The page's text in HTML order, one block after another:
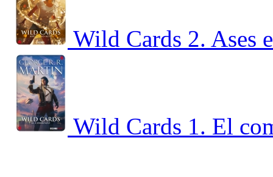
Wild Cards 2. Ases
Wild Cards 1. El